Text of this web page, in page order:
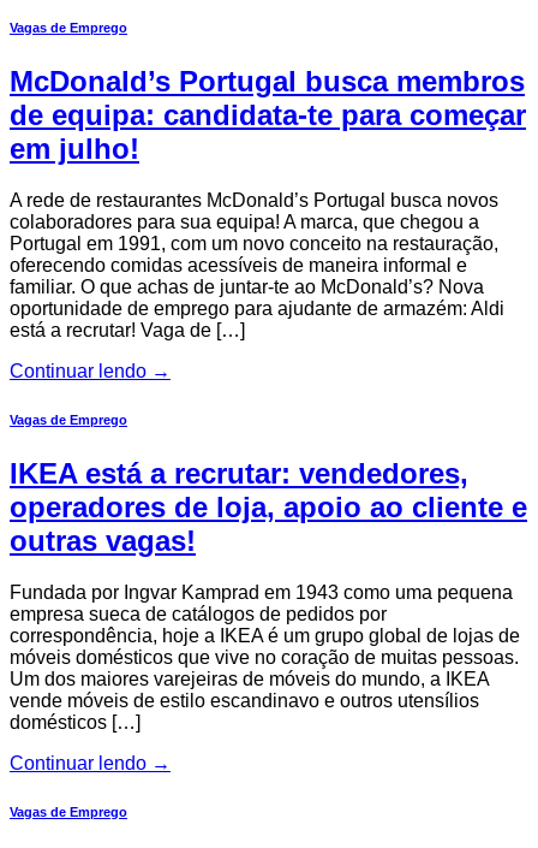
Vagas de Emprego
McDonald’s Portugal busca membros
de equipa: candidata-te para começar
em julho!
A rede de restaurantes McDonald’s Portugal busca novos
colaboradores para sua equipa! A marca, que chegou a
Portugal em 1991, com um novo conceito na restauração,
oferecendo comidas acessíveis de maneira informal e
familiar. O que achas de juntar-te ao McDonald’s? Nova
oportunidade de emprego para ajudante de armazém: Aldi
está a recrutar! Vaga de […]
Continuar lendo →
Vagas de Emprego
IKEA está a recrutar: vendedores,
operadores de loja, apoio ao cliente e
outras vagas!
Fundada por Ingvar Kamprad em 1943 como uma pequena
empresa sueca de catálogos de pedidos por
correspondência, hoje a IKEA é um grupo global de lojas de
móveis domésticos que vive no coração de muitas pessoas.
Um dos maiores varejeiras de móveis do mundo, a IKEA
vende móveis de estilo escandinavo e outros utensílios
domésticos […]
Continuar lendo →
Vagas de Emprego